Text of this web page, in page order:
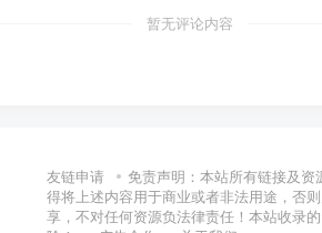
暂无评论内容
友链申请
免责声明：本站所有链接及
得将上述内容用于商业或者非法用途，否
享，不对任何资源负法律责任！本站收录